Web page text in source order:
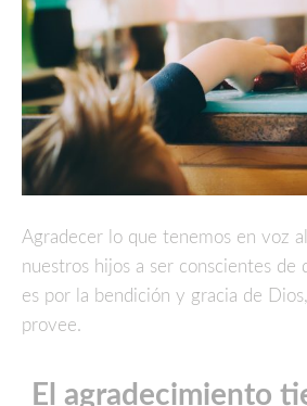
Agradecer lo que tenemos en voz
nuestros hijos a ser conscientes de
es por la bendición y gracia de
provee.
El agradecimiento